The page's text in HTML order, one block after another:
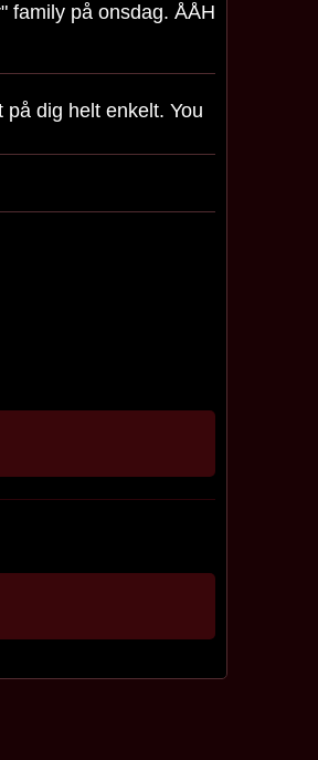
family på onsdag. ÅÅH
dig helt enkelt. You